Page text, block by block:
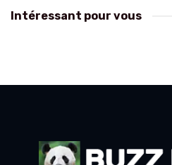
Intéressant pour vous